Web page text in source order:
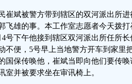
崔斌被警方带到辖区的双河派出所
飞雄的事。本工作室志愿者今天拨打
号下午他接到辖区双河派出所任所
不便，5号早上当地警方开车到家里
国保传唤他，崔斌当即向他们要传
室并被要求坐在审讯椅上。